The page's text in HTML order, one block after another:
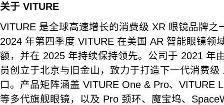
关于 VITURE
VITURE 是全球高速增长的消费级 XR 眼镜品牌之
2024 年第四季度 VITURE 在美国 AR 智能眼镜领
额，并在 2025 年持续保持领先。公司于 2021 年
员创立于北京与旧金山，致力于打造下一代消费
口。产品矩阵涵盖 VITURE One & Pro、VITURE
等多代旗舰眼镜，以及 Pro 颈环、魔宝坞、